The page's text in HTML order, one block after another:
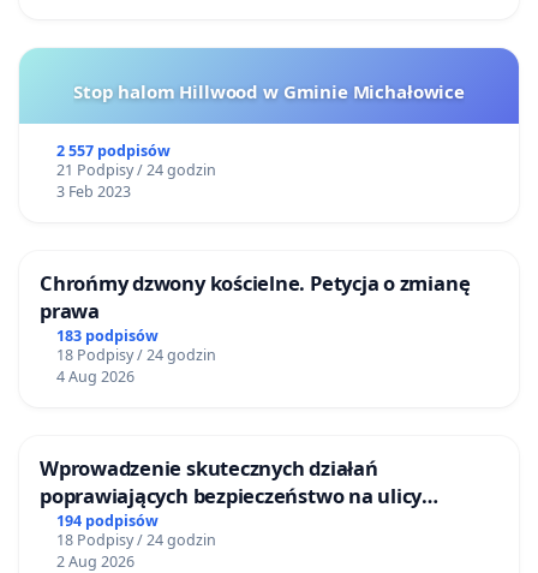
Stop halom Hillwood w Gminie Michałowice
2 557 podpisów
21 Podpisy / 24 godzin
3 Feb 2023
Chrońmy dzwony kościelne. Petycja o zmianę
prawa
183 podpisów
18 Podpisy / 24 godzin
4 Aug 2026
Wprowadzenie skutecznych działań
poprawiających bezpieczeństwo na ulicy
Żeromskiego w Otwocku
194 podpisów
18 Podpisy / 24 godzin
2 Aug 2026